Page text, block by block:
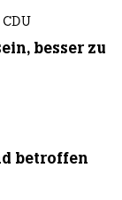
besser zu
betroffen